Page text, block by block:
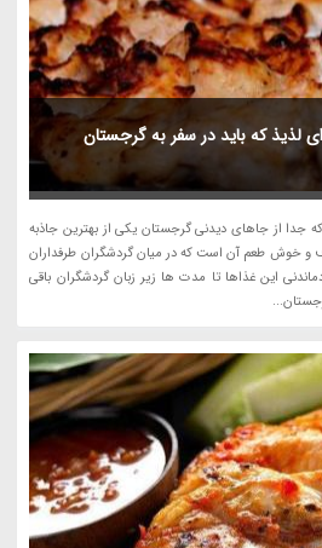
گرجستان؛ 20 غذای لذیذ که باید در سفر به گرجستان
جدا از جاهای دیدنی گرجستان یکی از بهترین جاذبه
و خوش طعم آن است که در میان گردشگران طرفداران
این غذاها تا مدت ها زیر زبان گردشگران باقی